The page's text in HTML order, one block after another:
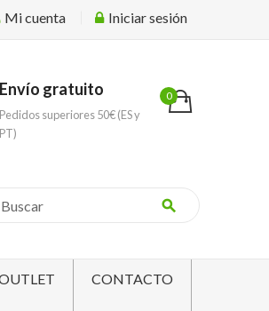
Mi cuenta Iniciar sesión
0
Envío gratuito
Pedidos superiores 50€ (ES y
PT)
search
CONTACTO